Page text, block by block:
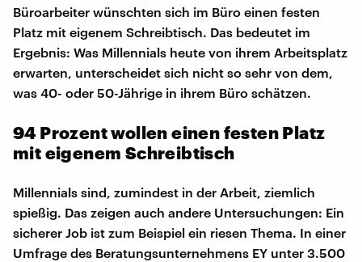
Büroarbeiter wünschten sich im Büro einen festen
Platz mit eigenem Schreibtisch. Das bedeutet im
Ergebnis: Was Millennials heute von ihrem Arbeitsplatz
erwarten, unterscheidet sich nicht so sehr von dem,
was 40- oder 50-Jährige in ihrem Büro schätzen.
94 Prozent wollen einen festen Platz
mit eigenem Schreibtisch
Millennials sind, zumindest in der Arbeit, ziemlich
spießig. Das zeigen auch andere Untersuchungen: Ein
sicherer Job ist zum Beispiel ein riesen Thema. In einer
Umfrage des Beratungsunternehmens EY unter 3.500